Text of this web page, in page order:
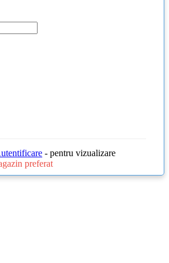
- pentru vizualizare
preferat